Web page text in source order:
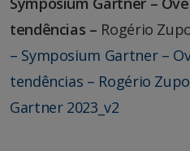
tendências – Rogério
– Symposium Gartner –
tendências – Rogério
Gartner 2023_v2